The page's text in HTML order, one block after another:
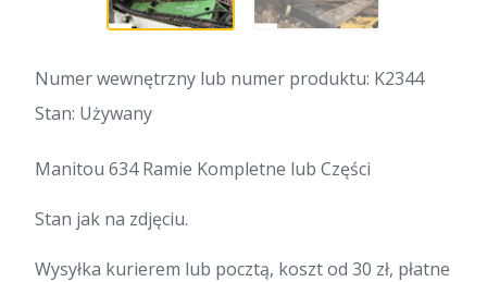
Numer wewnętrzny lub numer produktu: K2344
Stan: Używany
Manitou 634 Ramie Kompletne lub Części
Stan jak na zdjęciu.
Wysyłka kurierem lub pocztą, koszt od 30 zł, płatne